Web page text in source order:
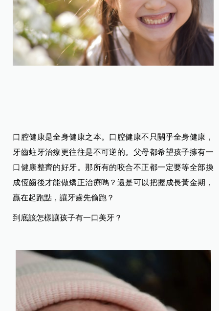
口腔健康是全身健康之本。口腔健康不只關乎全身健康，
牙齒蛀牙治療更往往是不可逆的。父母都希望孩子擁有一
口健康整齊的好牙。那所有的咬合不正都一定要等全部換
成恆齒後才能做矯正治療嗎？還是可以把握成長黃金期，
贏在起跑點，讓牙齒先偷跑？
到底該怎樣讓孩子有一口美牙？